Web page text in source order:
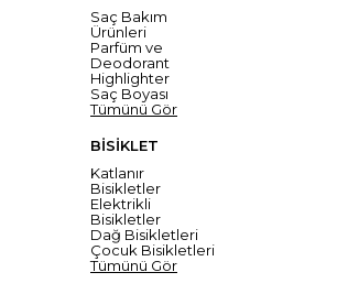
Saç Bakım
Ürünleri
Parfüm ve
Deodorant
Highlighter
Saç Boyası
Tümünü Gör
BİSİKLET
Katlanır
Bisikletler
Elektrikli
Bisikletler
Dağ Bisikletleri
Çocuk Bisikletleri
Tümünü Gör